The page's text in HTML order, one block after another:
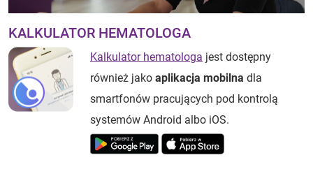
KALKULATOR HEMATOLOGA
Kalkulator hematologa jest dostępny
również jako aplikacja mobilna dla
smartfonów pracujących pod kontrolą
systemów Android albo iOS.